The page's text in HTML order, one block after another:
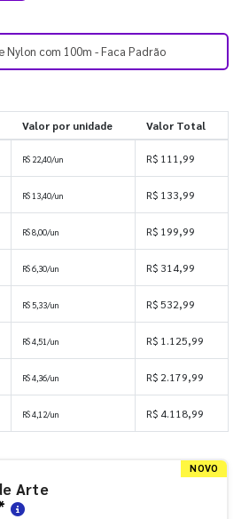
Nylon com 100m - Faca Padrão
Valor por unidade Valor Total
R$ 22,40/un R$ 111,99
R$ 13,40/un R$ 133,99
R$ 8,00/un R$ 199,99
R$ 6,30/un R$ 314,99
R$ 5,33/un R$ 532,99
R$ 4,51/un R$ 1.125,99
R$ 4,36/un R$ 2.179,99
R$ 4,12/un R$ 4.118,99
NOVO
Arte